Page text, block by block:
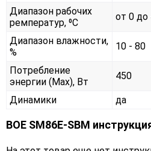
Диапазон рабочих
ремператур, ⁰С
от 0 до
Диапазон влажности,
%
10 - 80
Потребление
энергии (Max), Вт
450
Динамики да
BOE SM86E-SBM